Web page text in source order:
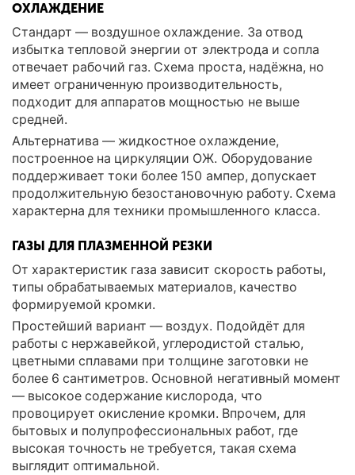
ОХЛАЖДЕНИЕ
Стандарт — воздушное охлаждение. За отвод
избытка тепловой энергии от электрода и сопла
отвечает рабочий газ. Схема проста, надёжна, но
имеет ограниченную производительность,
подходит для аппаратов мощностью не выше
средней.
Альтернатива — жидкостное охлаждение,
построенное на циркуляции ОЖ. Оборудование
поддерживает токи более 150 ампер, допускает
продолжительную безостановочную работу. Схема
характерна для техники промышленного класса.
ГАЗЫ ДЛЯ ПЛАЗМЕННОЙ РЕЗКИ
От характеристик газа зависит скорость работы,
типы обрабатываемых материалов, качество
формируемой кромки.
Простейший вариант — воздух. Подойдёт для
работы с нержавейкой, углеродистой сталью,
цветными сплавами при толщине заготовки не
более 6 сантиметров. Основной негативный момент
— высокое содержание кислорода, что
провоцирует окисление кромки. Впрочем, для
бытовых и полупрофессиональных работ, где
высокая точность не требуется, такая схема
выглядит оптимальной.